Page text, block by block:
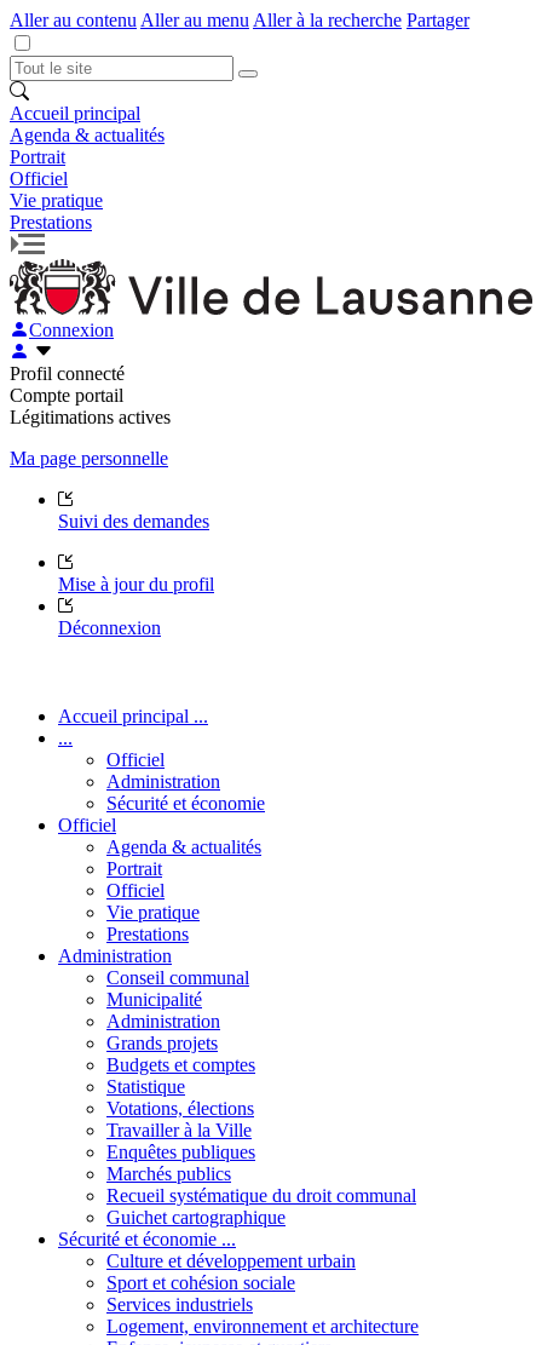
Aller au contenu Aller au menu Aller à la recherche Partager
Accueil principal
Agenda & actualités
Portrait
Officiel
Vie pratique
Prestations
Connexion
Profil connecté
Compte portail
Légitimations actives
Ma page personnelle
Suivi des demandes
Mise à jour du profil
Déconnexion
Accueil principal ...
...
Officiel
Administration
Sécurité et économie
Officiel
Agenda & actualités
Portrait
Officiel
Vie pratique
Prestations
Administration
Conseil communal
Municipalité
Administration
Grands projets
Budgets et comptes
Statistique
Votations, élections
Travailler à la Ville
Enquêtes publiques
Marchés publics
Recueil systématique du droit communal
Guichet cartographique
Sécurité et économie ...
Culture et développement urbain
Sport et cohésion sociale
Services industriels
Logement, environnement et architecture